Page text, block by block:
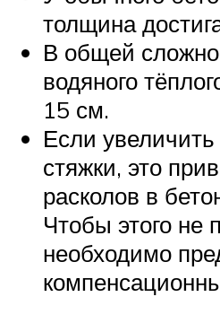
толщина
В общей
водяного
15 см.
Если
стяжки, это
расколов в
Чтобы этого не
необходимо